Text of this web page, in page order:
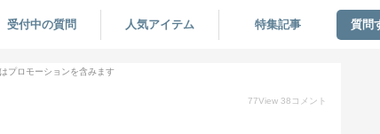
受付中の質問 人気アイテム 特集記事 質問
プロモーションを含みます
77View 38 コメント